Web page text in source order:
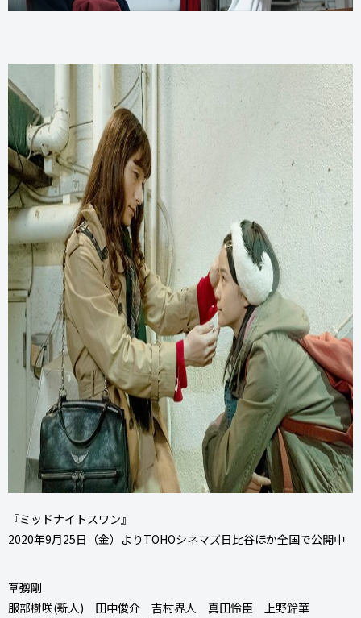
『ミッドナイトスワン』
2020年9月25日（金）よりTOHOシネマズ日比谷ほか全国で公開中
草彅剛
服部樹咲(新人) 田中俊介 吉村界人 真田怜臣 上野鈴華